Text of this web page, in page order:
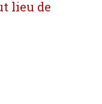
lieu de